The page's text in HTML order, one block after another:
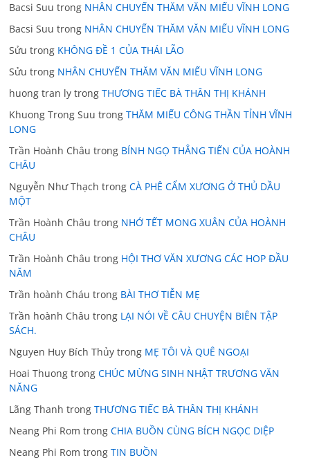
Bacsi Suu trong NHÂN CHUYẾN THĂM VĂN MIẾU VĨNH LONG
Bacsi Suu trong NHÂN CHUYẾN THĂM VĂN MIẾU VĨNH LONG
Sửu trong KHÔNG ĐỀ 1 CỦA THÁI LÃO
Sửu trong NHÂN CHUYẾN THĂM VĂN MIẾU VĨNH LONG
huong tran ly trongTHƯƠNG TIẾC BÀ THÂN THỊ KHÁNH
Khuong Trong Suu trongTHĂM MIẾU CÔNG THẦN TỈNH VĨNH
LONG
Trần Hoành Châu trong BÍNH NGỌ THẲNG TIẾN CỦA HOÀNH
CHÂU
Nguyễn Như Thạch trongCÀ PHÊ CẨM XƯƠNG Ở THỦ DẦU
MỘT
Trần Hoành Châu trong NHỚ TẾT MONG XUÂN CỦA HOÀNH
CHÂU
Trần Hoành Châu trong HỘI THƠ VĂN XƯƠNG CÁC HOP ĐẦU
NĂM
Trần hoành Cháu trong BÀI THƠ TIỄN MẸ
Trần hoành Châu trong LẠI NÓI VỀ CÂU CHUYỆN BIÊN TẬP
SÁCH.
Nguyen Huy Bích Thủy trong MẸ TÔI VÀ QUÊ NGOẠI
Hoai Thuong trongCHÚC MỪNG SINH NHẬT TRƯƠNG VĂN
NĂNG
Lãng Thanh trongTHƯƠNG TIẾC BÀ THÂN THỊ KHÁNH
Neang Phi Rom trongCHIA BUỒN CÙNG BÍCH NGỌC DIỆP
Neang Phi Rom trongTIN BUỒN